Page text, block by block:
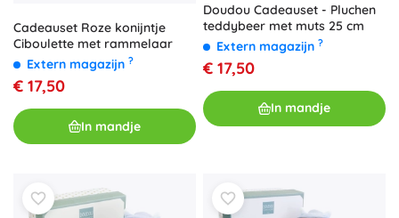
Cadeauset Roze konijntje
Ciboulette met rammelaar
Extern magazijn ?
€ 17,50
In mandje
Doudou Cadeauset - Pluchen
teddybeer met muts 25 cm
Extern magazijn ?
€ 17,50
In mandje